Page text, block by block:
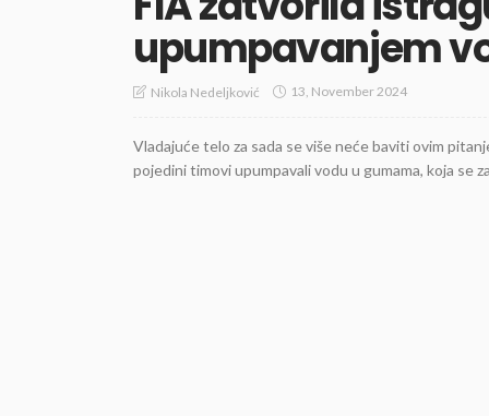
upumpavanjem
Nikola Nedeljković 13, November 2024
Vladajuće telo za sada se više neće baviti ovim
pojedini timovi upumpavali vodu u gumama, koja se